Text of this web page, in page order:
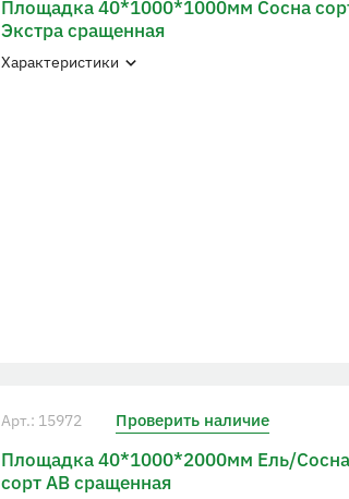
Площадка 40*1000*1000мм Сосна
Экстра сращенная
Характеристики
Арт.: 15972 Проверить наличие
Площадка 40*1000*2000мм Ель/Сосна
сорт АВ сращенная